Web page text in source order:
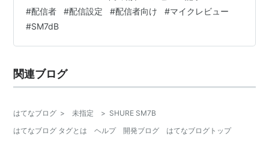
のURLから是非ご覧ください。 yuruiblog.com 年度末か
ら配信機材を買い替えている中、オーディオインターフ
ェイスを買い替えた後、次に気になるのはそう「マイ
ク」である。 実は以前から気になっていたコンデンサー
#配信者 #配信設定 #配信者向け #マイクレビュー
#SM7dB
関連ブログ
はてなブログ > 未指定 > SHURE SM7B
はてなブログ タグとは
ヘルプ 開発ブログ はてなブログトップ